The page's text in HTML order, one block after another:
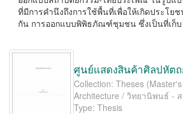
ที่มีการคำนึงถึงการใช้พื้นที่เพื่อให้เกิดประโย
กัน การออกแบบพิพิธภัณฑ์ชุมชน ซึ่งเป็นที่เก็บ
ศูนย์แสดงสินค้าศิลปหัตถ
Collection: Theses
Architecture / วิทยานิพนธ์ -
Type: Thesis